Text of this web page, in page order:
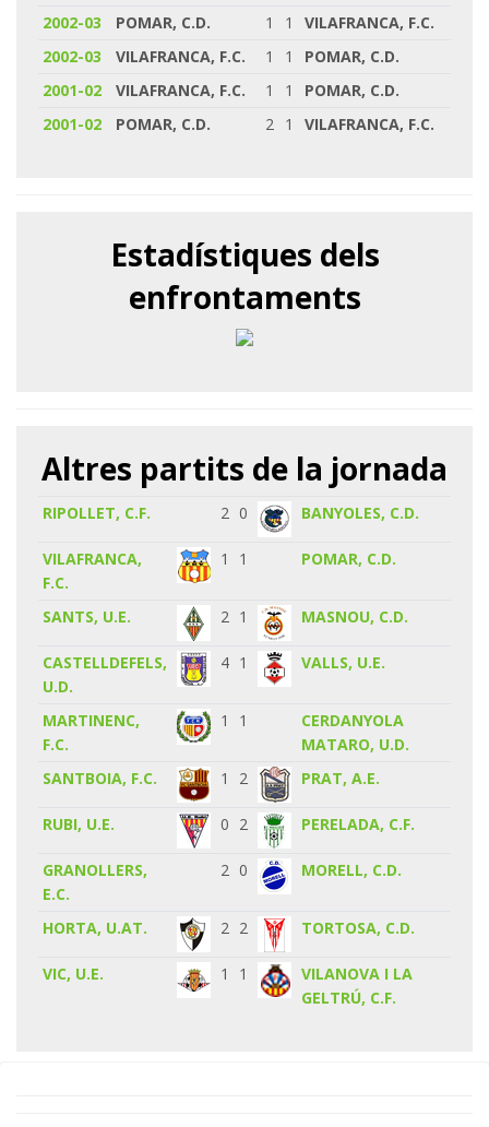
2002-03 POMAR, C.D. 1 1
VILAFRANCA, F.C.
2002-03
VILAFRANCA, F.C. 1 1
POMAR, C.D.
2001-02
VILAFRANCA, F.C. 1 1
POMAR, C.D.
2001-02
POMAR, C.D. 2 1 VILAFRANCA, F.C.
Estadístiques dels
enfrontaments
Altres partits de la jornada
RIPOLLET, C.F. 2 0 BANYOLES, C.D.
VILAFRANCA,
F.C.
1 1 POMAR, C.D.
SANTS, U.E. 2 1 MASNOU, C.D.
CASTELLDEFELS,
U.D.
4 1 VALLS, U.E.
MARTINENC,
F.C.
1 1
CERDANYOLA
MATARO, U.D.
SANTBOIA, F.C.
1 2 PRAT, A.E.
RUBI, U.E. 0 2 PERELADA, C.F.
GRANOLLERS,
E.C.
2 0 MORELL, C.D.
HORTA, U.AT. 2 2 TORTOSA, C.D.
VIC, U.E. 1 1
VILANOVA I LA
GELTRÚ, C.F.